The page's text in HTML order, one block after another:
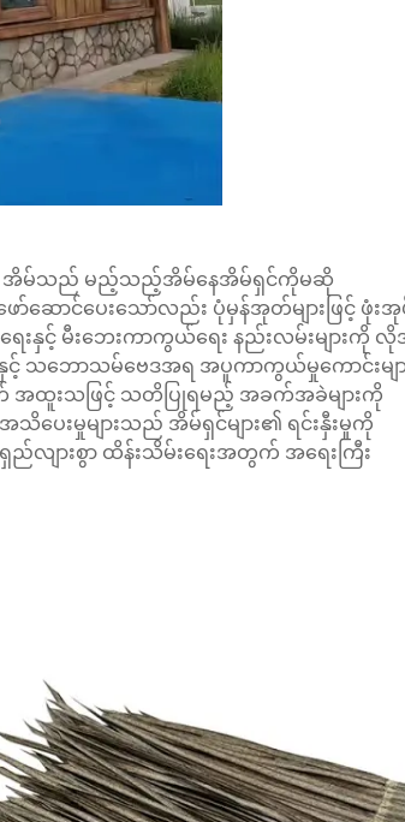
ော အိမ်သည် မည့်သည့်အိမ်နေအိမ်ရှင်ကိုမဆို
ာ်ဆောင်ပေးသော်လည်း ပုံမှန်အုတ်များဖြင့် ဖုံးအု
းနှင့် မီးဘေးကာကွယ်ရေး နည်းလမ်းများကို
င့် သဘောသမ်ဗေဒအရ အပူကာကွယ်မှုကောင်းမျာ
ထူးသဖြင့် သတိပြုရမည့် အခက်အခဲများကို
ေးမှုများသည် အိမ်ရှင်များ၏ ရင်းနှီးမှုကို
ျားစွာ ထိန်းသိမ်းရေးအတွက် အရေးကြီး